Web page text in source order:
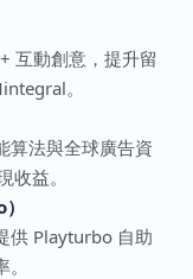
互動創意，提升留
。
算法與全球廣告資
益。
供 Playturbo 自助